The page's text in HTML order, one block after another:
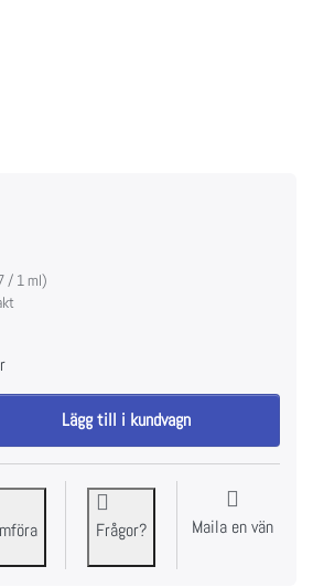
/ 1 ml)
Harmony-paket till EUR 249,95, mängd 1.
Lägg till i kundvagn
Frågor? Maila en vän